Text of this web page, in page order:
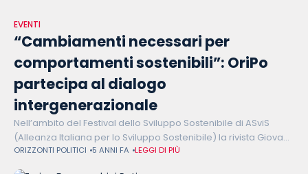
EVENTI
“Cambiamenti necessari per
comportamenti sostenibili”: OriPo
partecipa al dialogo
intergenerazionale
Nell’ambito del Festival dello Sviluppo Sostenibile di ASviS
(Alleanza Italiana per lo Sviluppo Sostenibile) la rivista Giovani
e comunità locali di Orizzontegiovani e Cantiere Giovani
hanno organizzato l’evento “Cambiamenti necessari
ORIZZONTI POLITICI 5 ANNI FA LEGGI DI PIÙ